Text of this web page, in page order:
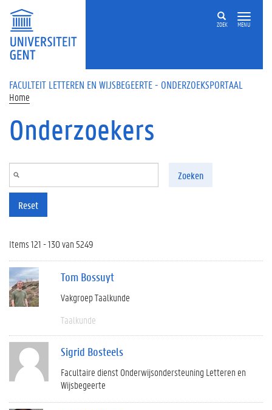
Overslaan en naar de inhoud gaan
ZOEK MENU
FACULTEIT LETTEREN EN WIJSBEGEERTE - ONDERZOEKSPORTAAL
Home
Onderzoekers
Zoeken
Reset
Items 121 - 130 van 5249
Tom Bossuyt
Vakgroep Taalkunde
Taalkunde
Sigrid Bosteels
Facultaire dienst Onderwijsondersteuning Letteren en
Wijsbegeerte